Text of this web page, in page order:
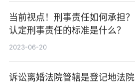
当前视点！刑事责任如何承担？
认定刑事责任的标准是什么？
2023-06-20
诉讼离婚法院管辖是登记地法院